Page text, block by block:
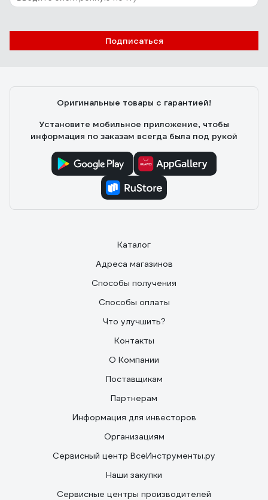
Подписаться
Оригинальные товары с гарантией!
Установите мобильное приложение, чтобы
информация по заказам всегда была под рукой
Каталог
Адреса магазинов
Способы получения
Способы оплаты
Что улучшить?
Контакты
О Компании
Поставщикам
Партнерам
Информация для инвесторов
Организациям
Сервисный центр ВсеИнструменты.ру
Наши закупки
Сервисные центры производителей